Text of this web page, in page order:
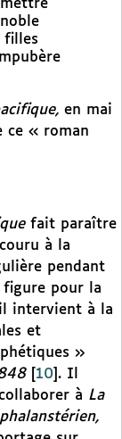
filles
en mai
ce « roman
fait paraître
à la
pendant
figure pour la
intervient à la
et
»
[ 10 . Il
à La